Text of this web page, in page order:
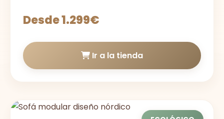
Desde 1.299€
Ir a la tienda